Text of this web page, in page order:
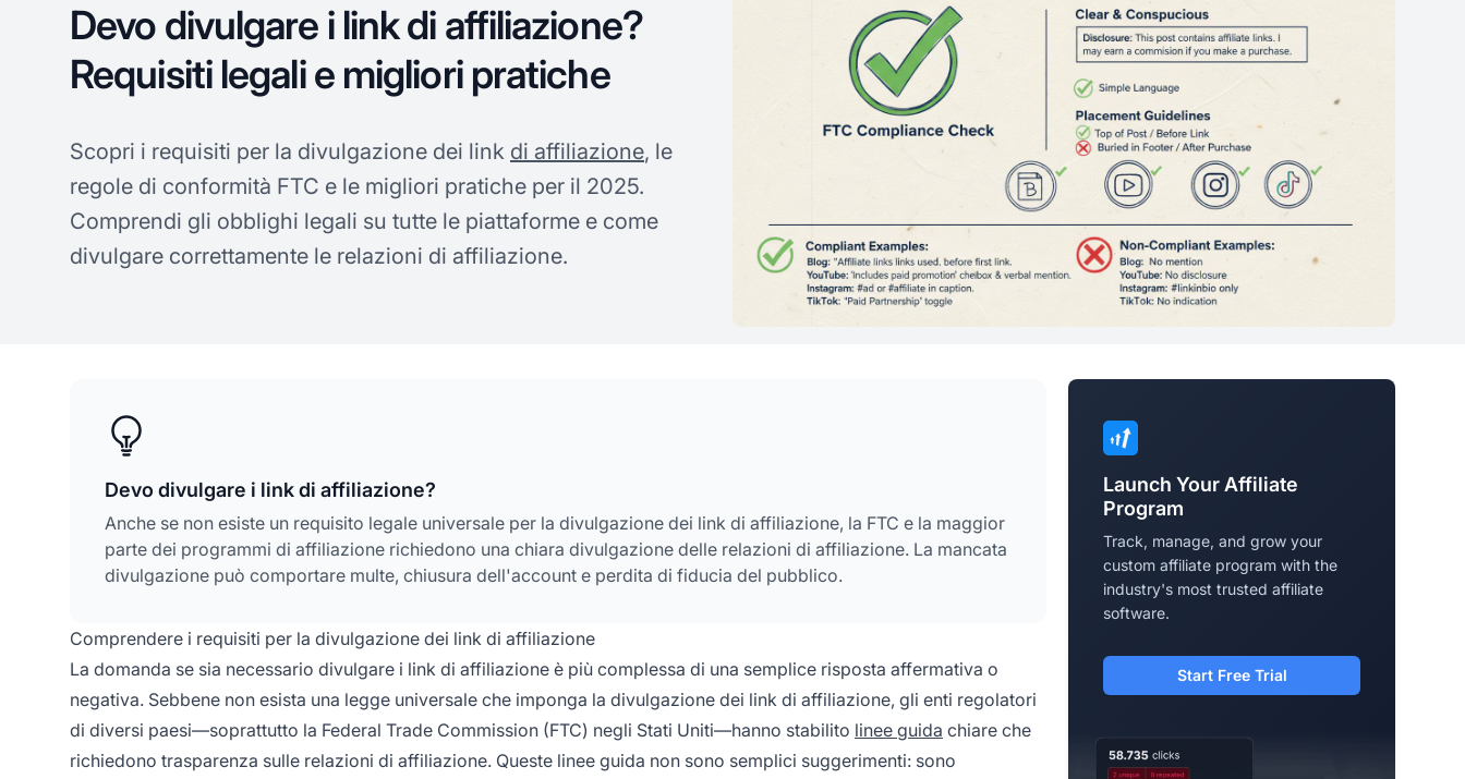
Devo divulgare i link di affiliazione?
Requisiti legali e migliori pratiche
Scopri i requisiti per la divulgazione dei link di affiliazione, le
regole di conformità FTC e le migliori pratiche per il 2025.
Comprendi gli obblighi legali su tutte le piattaforme e come
divulgare correttamente le relazioni di affiliazione.
Devo divulgare i link di affiliazione?
Anche se non esiste un requisito legale universale per la divulgazione dei link di affiliazione, la FTC e la maggior
parte dei programmi di affiliazione richiedono una chiara divulgazione delle relazioni di affiliazione. La mancata
divulgazione può comportare multe, chiusura dell'account e perdita di fiducia del pubblico.
Comprendere i requisiti per la divulgazione dei link di affiliazione
La domanda se sia necessario divulgare i link di affiliazione è più complessa di una semplice risposta affermativa o
negativa. Sebbene non esista una legge universale che imponga la divulgazione dei link di affiliazione, gli enti regolatori
di diversi paesi—soprattutto la Federal Trade Commission (FTC) negli Stati Uniti—hanno stabilito linee guida chiare che
richiedono trasparenza sulle relazioni di affiliazione. Queste linee guida non sono semplici suggerimenti: sono
Launch Your Affiliate
Program
Track, manage, and grow your
custom affiliate program with the
industry's most trusted affiliate
software.
Start Free Trial